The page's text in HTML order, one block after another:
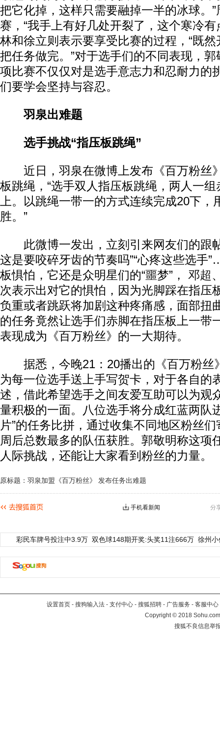
把它化掉，这样只需要融掉一半的冰球。
赛，“我手上有好几处开裂了，这个寒冷有
林和徐立则表示要享受比赛的过程，“既
把任务做完。”对于选手们的不同表现，
项比赛不仅仅对是选手意志力和忍耐力的
们要学会坚持与容忍。
羽泉出难题
选手挑战“指压板跳绳”
近日，羽泉在微博上发布《百万粉丝
板跳绳，“选手双人指压板跳绳，两人一
上。以跳绳一带一的方式连续完成20下，
胜。”
此微博一发出，立刻引来网友们的跟
这是要咬碎牙齿的节奏吗”“心疼这些选手
板惧怕，它还是众明星们的“噩梦”， 邓超
次表示出对它的惧怕，因为光脚踩在指压
负重或者跳跃将加剧这种疼痛感，面部扭
的任务竟然让选手们赤脚在指压板上一带
表现成为《百万粉丝》的一大期待。
据悉，今晚21：20播出的《百万粉丝
为每一位选手送上手写贺卡，对于各自的
述，借此希望选手之间友爱互助可以为观
量积极的一面。八位选手将分成红蓝两队
片”的任务比拼，通过收集不同地区粉丝
周后总数最多的队伍获胜。郭敬明称这项
人际挑战，还能让大家看到粉丝的力量。
原标题：羽泉加盟《百万粉丝》 发布任务出难题
分
手机看新闻
彩民车牌号投注中3.9万 双色球148期开奖:头奖11注666万 徐州
设置首页 - 搜狗输入法 - 支付中心 - 搜狐招聘 - 广告服务 - 客服中心
Copyright©2018
搜狐不良信息举